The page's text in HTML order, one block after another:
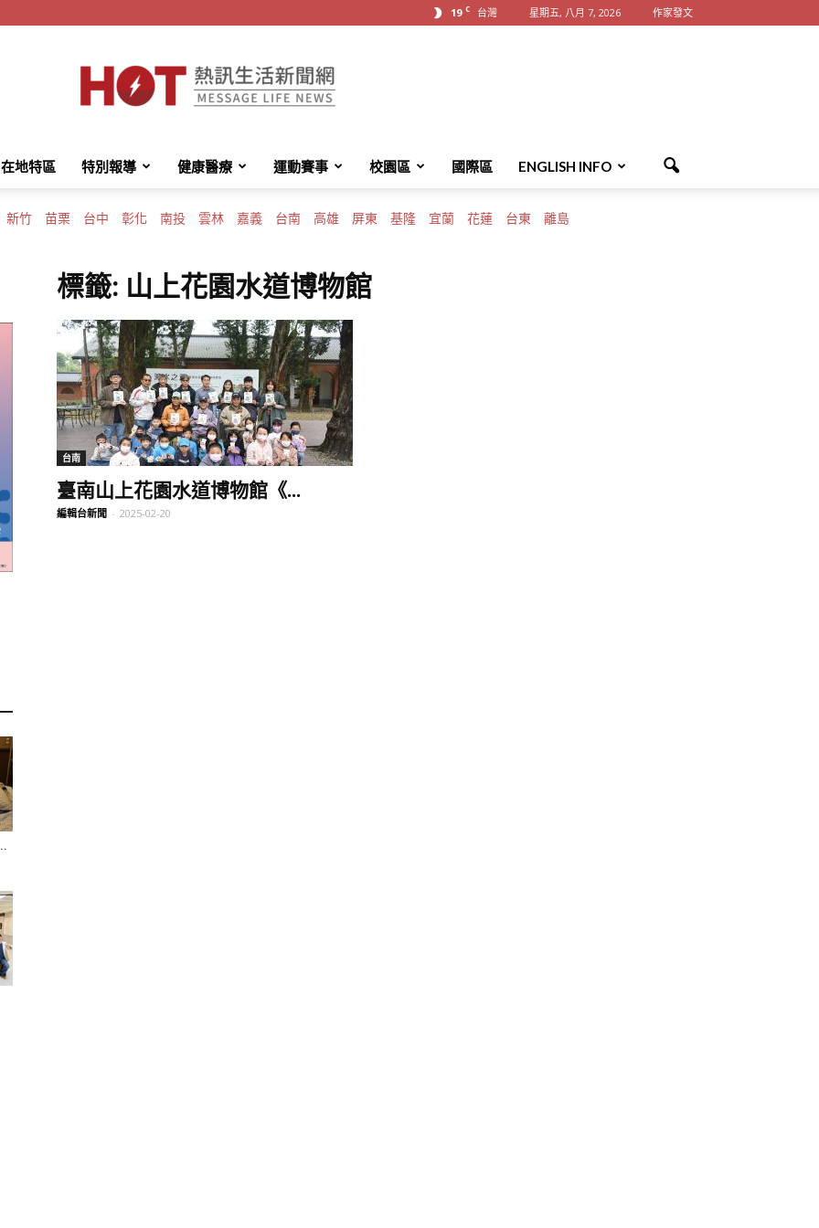
19 C 台灣 星期五, 八月 7, 2026 作家發文
HotMessage
熱
訊
在地特區 特別報導 健康醫療 運動賽事 校園區 國際區 ENGLISH INFO
新竹 苗栗 台中 彰化 南投 雲林 嘉義 台南 高雄 屏東 基隆 宜蘭 花蓮 台東 離島
標籤: 山上花園水道博物館
台南
臺南山上花園水道博物館《...
編輯台新聞 - 2025-02-20